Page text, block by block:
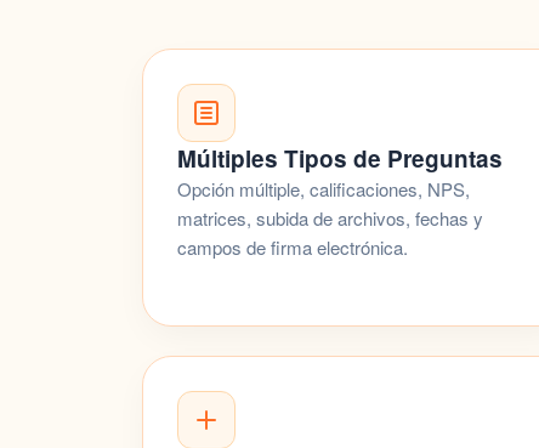
Múltiples Tipos de Preguntas
Opción múltiple, calificaciones, NPS,
matrices, subida de archivos, fechas y
campos de firma electrónica.